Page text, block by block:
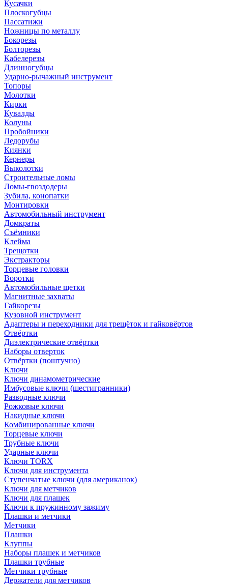
Кусачки
Плоскогубцы
Пассатижи
Ножницы по металлу
Бокорезы
Болторезы
Кабелерезы
Длинногубцы
Ударно-рычажный инструмент
Топоры
Молотки
Кирки
Кувалды
Колуны
Пробойники
Ледорубы
Киянки
Кернеры
Выколотки
Строительные ломы
Ломы-гвоздодеры
Зубила, конопатки
Монтировки
Автомобильный инструмент
Домкраты
Съёмники
Клейма
Трещотки
Экстракторы
Торцевые головки
Воротки
Автомобильные щетки
Магнитные захваты
Гайкорезы
Кузовной инструмент
Адаптеры и переходники для трещёток и гайковёртов
Отвёртки
Диэлектрические отвёртки
Наборы отверток
Отвёртки (поштучно)
Ключи
Ключи динамометрические
Имбусовые ключи (шестигранники)
Разводные ключи
Рожковые ключи
Накидные ключи
Комбинированные ключи
Торцевые ключи
Трубные ключи
Ударные ключи
Ключи TORX
Ключи для инструмента
Ступенчатые ключи (для американок)
Ключи для метчиков
Ключи для плашек
Ключи к пружинному зажиму
Плашки и метчики
Метчики
Плашки
Клуппы
Наборы плашек и метчиков
Плашки трубные
Метчики трубные
Держатели для метчиков